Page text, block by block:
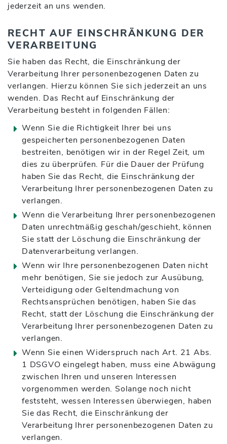
jederzeit an uns wenden.
RECHT AUF EINSCHRÄNKUNG DER
VERARBEITUNG
Sie haben das Recht, die Einschränkung der
Verarbeitung Ihrer personenbezogenen Daten zu
verlangen. Hierzu können Sie sich jederzeit an uns
wenden. Das Recht auf Einschränkung der
Verarbeitung besteht in folgenden Fällen:
Wenn Sie die Richtigkeit Ihrer bei uns
gespeicherten personenbezogenen Daten
bestreiten, benötigen wir in der Regel Zeit, um
dies zu überprüfen. Für die Dauer der Prüfung
haben Sie das Recht, die Einschränkung der
Verarbeitung Ihrer personenbezogenen Daten zu
verlangen.
Wenn die Verarbeitung Ihrer personenbezogenen
Daten unrechtmäßig geschah/geschieht, können
Sie statt der Löschung die Einschränkung der
Datenverarbeitung verlangen.
Wenn wir Ihre personenbezogenen Daten nicht
mehr benötigen, Sie sie jedoch zur Ausübung,
Verteidigung oder Geltendmachung von
Rechtsansprüchen benötigen, haben Sie das
Recht, statt der Löschung die Einschränkung der
Verarbeitung Ihrer personenbezogenen Daten zu
verlangen.
Wenn Sie einen Widerspruch nach Art. 21 Abs.
1 DSGVO eingelegt haben, muss eine Abwägung
zwischen Ihren und unseren Interessen
vorgenommen werden. Solange noch nicht
feststeht, wessen Interessen überwiegen, haben
Sie das Recht, die Einschränkung der
Verarbeitung Ihrer personenbezogenen Daten zu
verlangen.